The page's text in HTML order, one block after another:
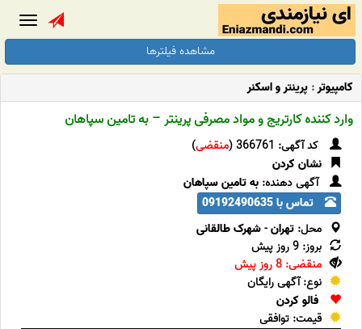
مشاهده فیلترها
کامپیوتر: پرینتر و اسکنر
وارد کننده کارتریج و مواد مصرفی پرینتر – به تامین سپاهان
کد آگهی: 366761 ( منقضی)
نشان کردن
آگهی دهنده: به تامین سپاهان
تماس با 09192490635
محل: تهران-شهرک طالقانی
بروز: 9 روز پیش
منقضی: 8 روز پیش
نوع: آگهی رایگان
فالو کردن
قیمت: توافقی